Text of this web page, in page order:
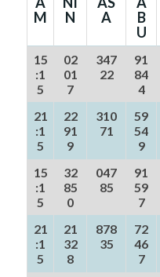
M
N
A
B
U
15
:1
5
02
01
7
347
22
91
84
4
21
:1
5
22
91
9
310
71
59
54
9
15
:1
5
32
85
0
047
85
91
59
7
21
:1
5
21
32
8
878
35
72
46
7